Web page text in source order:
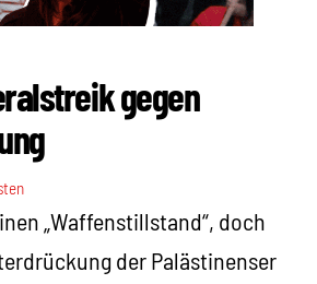
gegen
„Waffenstillstand“, doch
der Palästinenser